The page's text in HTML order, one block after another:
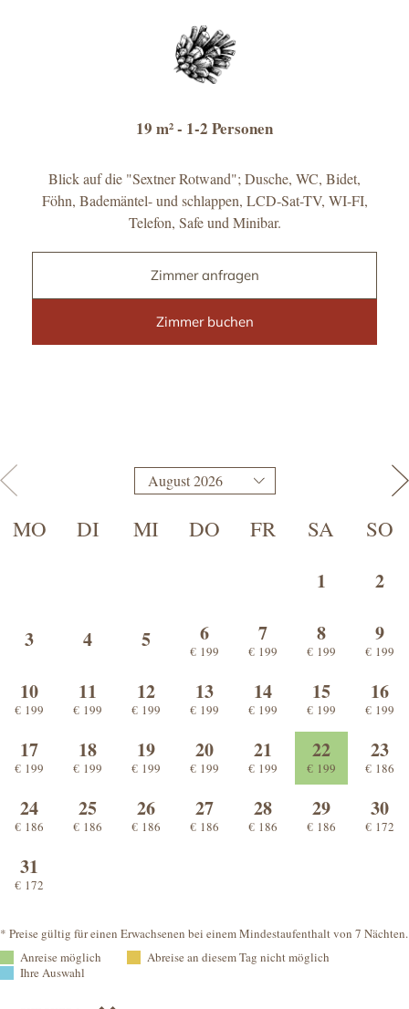
19 m²- 1-2 Personen
Blick auf die "Sextner Rotwand"; Dusche, WC, Bidet,
Föhn, Bademäntel- und schlappen, LCD-Sat-TV, WI-FI,
Telefon, Safe und Minibar.
Zimmer anfragen
Zimmer buchen